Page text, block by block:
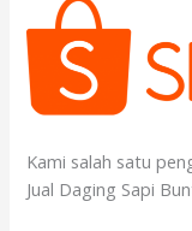
Kami salah satu
Jual Daging Sapi